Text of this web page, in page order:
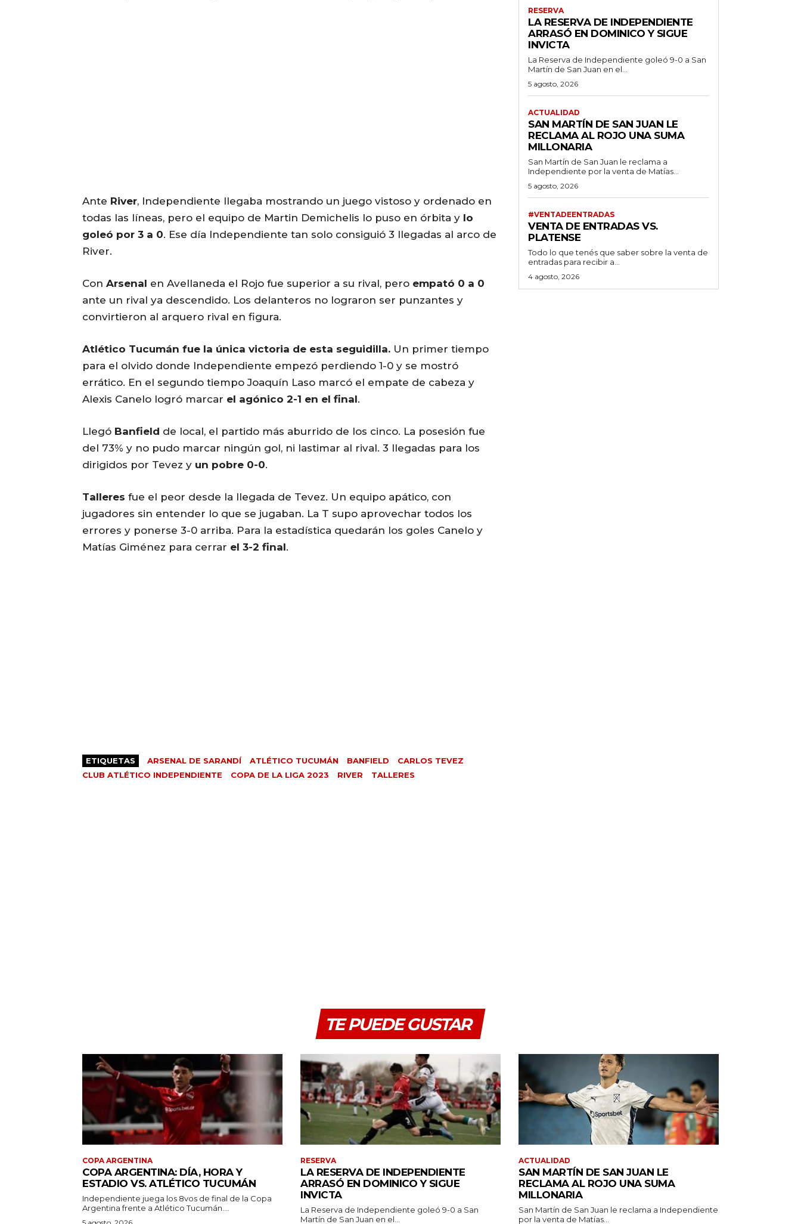
Ante River, Independiente llegaba mostrando un juego vistoso y ordenado en
todas las líneas, pero el equipo de Martin Demichelis lo puso en órbita y lo
goleó por 3 a 0. Ese día Independiente tan solo consiguió 3 llegadas al arco de
River.
Con Arsenal en Avellaneda el Rojo fue superior a su rival, pero empató 0 a 0
ante un rival ya descendido. Los delanteros no lograron ser punzantes y
convirtieron al arquero rival en figura.
Atlético Tucumán fue la única victoria de esta seguidilla. Un primer tiempo
para el olvido donde Independiente empezó perdiendo 1-0 y se mostró
errático. En el segundo tiempo Joaquín Laso marcó el empate de cabeza y
Alexis Canelo logró marcar el agónico 2-1 en el final.
Llegó Banfield de local, el partido más aburrido de los cinco. La posesión fue
del 73% y no pudo marcar ningún gol, ni lastimar al rival. 3 llegadas para los
dirigidos por Tevez y un pobre 0-0.
Talleres fue el peor desde la llegada de Tevez. Un equipo apático, con
jugadores sin entender lo que se jugaban. La T supo aprovechar todos los
errores y ponerse 3-0 arriba. Para la estadística quedarán los goles Canelo y
Matías Giménez para cerrar el 3-2 final.
ETIQUETAS ARSENAL DE SARANDÍ ATLÉTICO TUCUMÁN BANFIELD
CARLOS TEVEZ
CLUB ATLÉTICO INDEPENDIENTE
COPA DE LA LIGA 2023 RIVER TALLERES
RESERVA
LA RESERVA DE INDEPENDIENTE
ARRASÓ EN DOMINICO Y SIGUE
INVICTA
La Reserva de Independiente goleó 9-0 a San
Martín de San Juan en el...
5 agosto, 2026
ACTUALIDAD
SAN MARTÍN DE SAN JUAN LE
RECLAMA AL ROJO UNA SUMA
MILLONARIA
San Martín de San Juan le reclama a
Independiente por la venta de Matías...
5 agosto, 2026
#VENTADEENTRADAS
VENTA DE ENTRADAS VS.
PLATENSE
Todo lo que tenés que saber sobre la venta de
entradas para recibir a...
4 agosto, 2026
TE PUEDE GUSTAR
COPA ARGENTINA
COPA ARGENTINA: DÍA, HORA Y
ESTADIO VS. ATLÉTICO TUCUMÁN
Independiente juega los 8vos de final de la Copa
Argentina frente a Atlético Tucumán....
RESERVA
LA RESERVA DE INDEPENDIENTE
ARRASÓ EN DOMINICO Y SIGUE
INVICTA
La Reserva de Independiente goleó 9-0 a San
Martín de San Juan en el...
ACTUALIDAD
SAN MARTÍN DE SAN JUAN LE
RECLAMA AL ROJO UNA SUMA
MILLONARIA
San Martín de San Juan le reclama a Independiente
por la venta de Matías...